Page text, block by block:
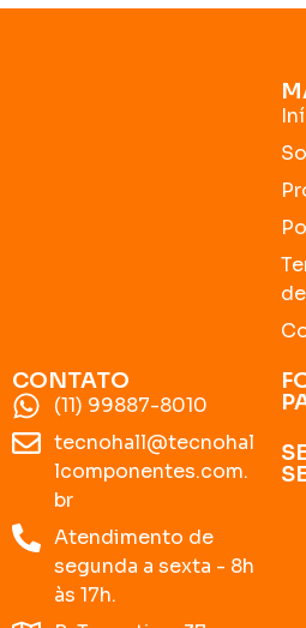
CONTATO
(11) 99887-8010
tecnohall@tecnohal
lcomponentes.com.
br
Atendimento de
segunda a sexta - 8h
às 17h.